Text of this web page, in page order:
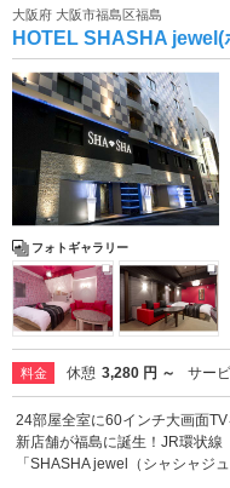
大阪府 大阪市福島区福島
HOTEL SHASHA jewel(
フォトギャラリー
料金 休憩 3,280 円 ～ サー
24部屋全室に60インチ大画面
新店舗が福島に誕生！JR環状
「SHASHA jewel（シャシャジ